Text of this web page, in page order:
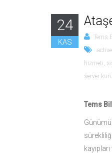
24
KAS
Tems
hizmeti
server
Tems